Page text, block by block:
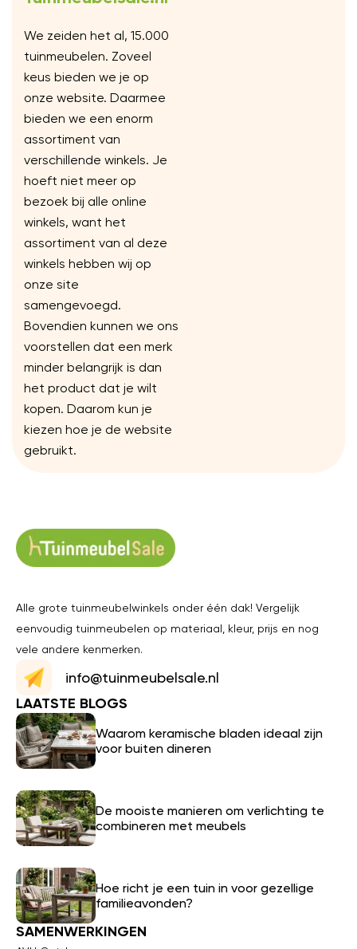
We zeiden het al, 15.000
tuinmeubelen. Zoveel
keus bieden we je op
onze website. Daarmee
bieden we een enorm
assortiment van
verschillende winkels. Je
hoeft niet meer op
bezoek bij alle online
winkels, want het
assortiment van al deze
winkels hebben wij op
onze site
samengevoegd.
Bovendien kunnen we ons
voorstellen dat een merk
minder belangrijk is dan
het product dat je wilt
kopen. Daarom kun je
kiezen hoe je de website
gebruikt.
Alle grote tuinmeubelwinkels onder één dak! Vergelijk
eenvoudig tuinmeubelen op materiaal, kleur, prijs en nog
vele andere kenmerken.
info@tuinmeubelsale.nl
LAATSTE BLOGS
Waarom keramische bladen ideaal zijn
voor buiten dineren
De mooiste manieren om verlichting te
combineren met meubels
Hoe richt je een tuin in voor gezellige
familieavonden?
SAMENWERKINGEN